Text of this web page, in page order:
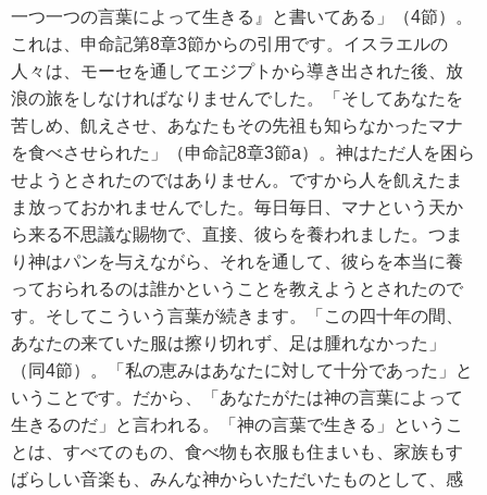
一つ一つの言葉によって生きる』と書いてある」（4節）。
これは、申命記第8章3節からの引用です。イスラエルの
人々は、モーセを通してエジプトから導き出された後、放
浪の旅をしなければなりませんでした。「そしてあなたを
苦しめ、飢えさせ、あなたもその先祖も知らなかったマナ
を食べさせられた」（申命記8章3節a）。神はただ人を困ら
せようとされたのではありません。ですから人を飢えたま
ま放っておかれませんでした。毎日毎日、マナという天か
ら来る不思議な賜物で、直接、彼らを養われました。つま
り神はパンを与えながら、それを通して、彼らを本当に養
っておられるのは誰かということを教えようとされたので
す。そしてこういう言葉が続きます。「この四十年の間、
あなたの来ていた服は擦り切れず、足は腫れなかった」
（同4節）。「私の恵みはあなたに対して十分であった」と
いうことです。だから、「あなたがたは神の言葉によって
生きるのだ」と言われる。「神の言葉で生きる」というこ
とは、すべてのもの、食べ物も衣服も住まいも、家族もす
ばらしい音楽も、みんな神からいただいたものとして、感